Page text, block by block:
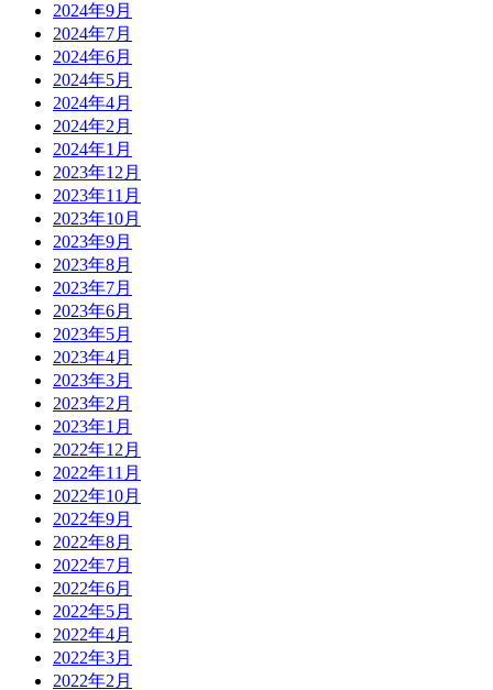
2024年9月
2024年7月
2024年6月
2024年5月
2024年4月
2024年2月
2024年1月
2023年12月
2023年11月
2023年10月
2023年9月
2023年8月
2023年7月
2023年6月
2023年5月
2023年4月
2023年3月
2023年2月
2023年1月
2022年12月
2022年11月
2022年10月
2022年9月
2022年8月
2022年7月
2022年6月
2022年5月
2022年4月
2022年3月
2022年2月